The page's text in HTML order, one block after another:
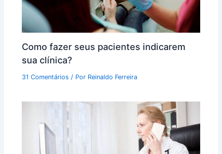
Como fazer seus pacientes indicarem
sua clínica?
31 Comentários / Por Reinaldo Ferreira